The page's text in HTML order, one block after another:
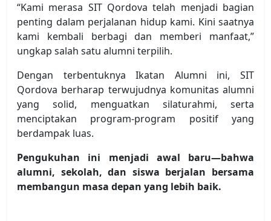
“Kami merasa SIT Qordova telah menjadi bagian
penting dalam perjalanan hidup kami. Kini saatnya
kami kembali berbagi dan memberi manfaat,”
ungkap salah satu alumni terpilih.
Dengan terbentuknya Ikatan Alumni ini, SIT
Qordova berharap terwujudnya komunitas alumni
yang solid, menguatkan silaturahmi, serta
menciptakan program-program positif yang
berdampak luas.
Pengukuhan ini menjadi awal baru—bahwa
alumni, sekolah, dan siswa berjalan bersama
membangun masa depan yang lebih baik.